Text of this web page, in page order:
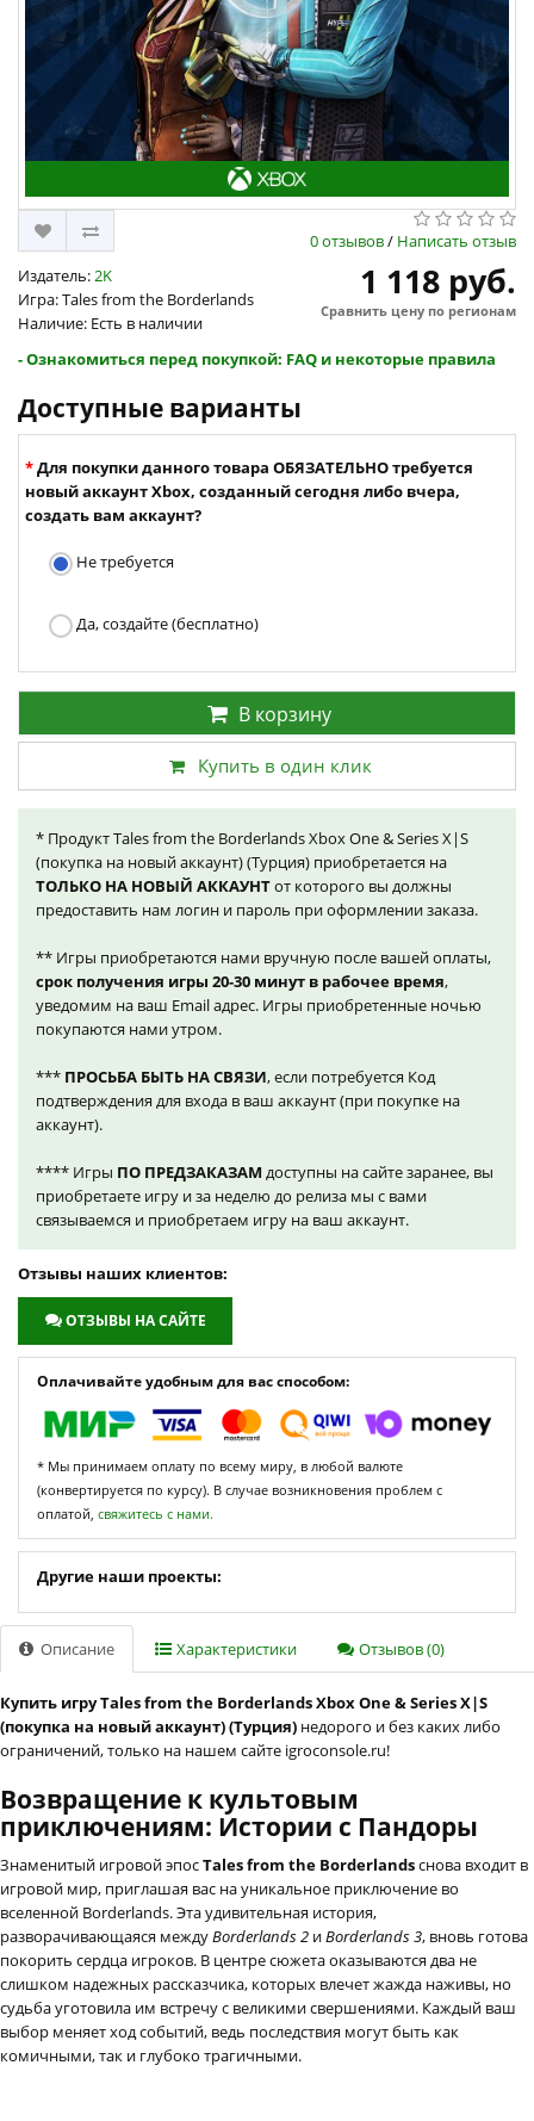
0 отзывов/ Написать отзыв
Издатель:2K
Игра: Tales from the Borderlands
Наличие: Есть в наличии
1 118 руб.
Сравнить цену по регионам
- Ознакомиться перед покупкой: FAQ и некоторые правила
Доступные варианты
Для покупки данного товара ОБЯЗАТЕЛЬНО требуется
новый аккаунт Xbox, созданный сегодня либо вчера,
создать вам аккаунт?
Не требуется
Да, создайте (бесплатно)
В корзину
Купить в один клик
* Продукт Tales from the Borderlands Xbox One & Series X|S
(покупка на новый аккаунт) (Турция) приобретается на
ТОЛЬКО НА НОВЫЙ АККАУНТот которого вы должны
предоставить нам логин и пароль при оформлении заказа.
** Игры приобретаются нами вручную после вашей оплаты,
срок получения игры 20-30 минут в рабочее время,
уведомим на ваш Email адрес. Игры приобретенные ночью
покупаются нами утром.
*** ПРОСЬБА БЫТЬ НА СВЯЗИ, если потребуется Код
подтверждения для входа в ваш аккаунт (при покупке на
аккаунт).
**** Игры ПО ПРЕДЗАКАЗАМ доступны на сайте заранее, вы
приобретаете игру и за неделю до релиза мы с вами
связываемся и приобретаем игру на ваш аккаунт.
Отзывы наших клиентов:
ОТЗЫВЫ НА САЙТЕ
Оплачивайте удобным для вас способом:
* Мы принимаем оплату по всему миру, в любой валюте
(конвертируется по курсу). В случае возникновения проблем с
оплатой, свяжитесь с нами.
Другие наши проекты:
Описание Характеристики Отзывов (0)
Купить игру Tales from the Borderlands Xbox One & Series X|S
(покупка на новый аккаунт) (Турция) недорого и без каких либо
ограничений, только на нашем сайте igroconsole.ru!
Возвращение к культовым
приключениям: Истории с Пандоры
Знаменитый игровой эпосTales from the Borderlandsснова входит в
игровой мир, приглашая вас на уникальное приключение во
вселенной Borderlands. Эта удивительная история,
разворачивающаяся междуBorderlands 2 иBorderlands 3, вновь готова
покорить сердца игроков. В центре сюжета оказываются два не
слишком надежных рассказчика, которых влечет жажда наживы, но
судьба уготовила им встречу с великими свершениями. Каждый ваш
выбор меняет ход событий, ведь последствия могут быть как
комичными, так и глубоко трагичными.